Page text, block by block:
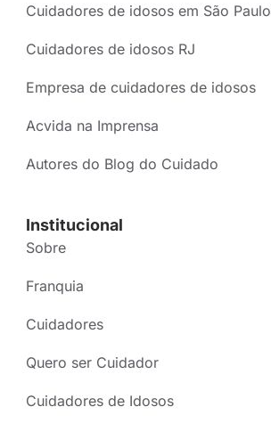
Cuidadores de idosos em São Paulo
Cuidadores de idosos RJ
Empresa de cuidadores de idosos
Acvida na Imprensa
Autores do Blog do Cuidado
Institucional
Sobre
Franquia
Cuidadores
Quero ser Cuidador
Cuidadores de Idosos